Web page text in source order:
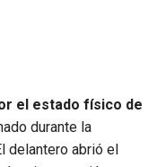
el estado físico de
durante la
delantero abrió el